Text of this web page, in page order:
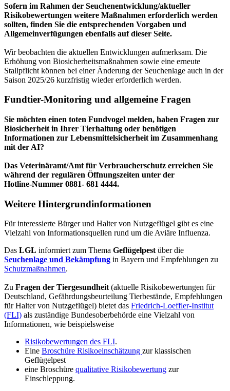
Sofern im Rahmen der Seuchenentwicklung/aktueller
Risikobewertungen weitere Maßnahmen erforderlich werden
sollten, finden Sie die entsprechenden Vorgaben und
Allgemeinverfügungen ebenfalls auf dieser Seite.
Wir beobachten die aktuellen Entwicklungen aufmerksam. Die
Erhöhung von Biosicherheitsmaßnahmen sowie eine erneute
Stallpflicht können bei einer Änderung der Seuchenlage auch in der
Saison 2025/26 kurzfristig wieder erforderlich werden.
Fundtier-Monitoring und allgemeine Fragen
Sie möchten einen toten Fundvogel melden, haben Fragen zur
Biosicherheit in Ihrer Tierhaltung oder benötigen
Informationen zur Lebensmittelsicherheit im Zusammenhang
mit der AI?
Das Veterinäramt/Amt für Verbraucherschutz erreichen Sie
während der regulären Öffnungszeiten unter der
Hotline-Nummer 0881- 681 4444.
Weitere Hintergrundinformationen
Für interessierte Bürger und Halter von Nutzgeflügel gibt es eine
Vielzahl von Informationsquellen rund um die Aviäre Influenza.
Das LGL informiert zum Thema Geflügelpestüber die
Seuchenlage und Bekämpfung in Bayern und Empfehlungen zu
Schutzmaßnahmen.
Zu Fragen der Tiergesundheit(aktuelle Risikobewertungen für
Deutschland, Gefährdungsbeurteilung Tierbestände, Empfehlungen
für Halter von Nutzgeflügel) bietet das Friedrich-Loeffler-Institut
(FLI) als zuständige Bundesoberbehörde eine Vielzahl von
Informationen, wie beispielsweise
Risikobewertungen des FLI.
Eine Broschüre Risikoeinschätzung zur klassischen
Geflügelpest
eine Broschüre qualitative Risikobewertung zur
Einschleppung.